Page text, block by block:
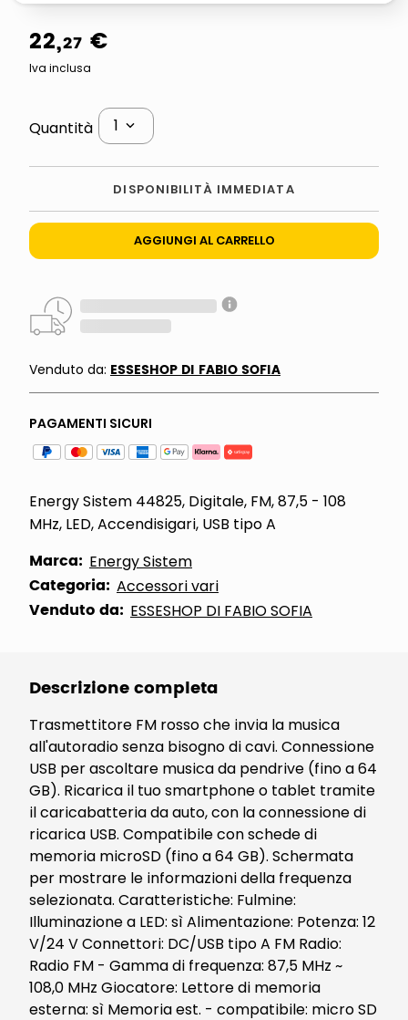
22,27 €
Iva inclusa
Quantità 1
DISPONIBILITÀ IMMEDIATA
AGGIUNGI AL CARRELLO
Venduto da: ESSESHOP DI FABIO SOFIA
PAGAMENTI SICURI
Energy Sistem 44825, Digitale, FM, 87,5 - 108
MHz, LED, Accendisigari, USB tipo A
Marca: Energy Sistem
Categoria: Accessori vari
Venduto da: ESSESHOP DI FABIO SOFIA
Descrizione completa
Trasmettitore FM rosso che invia la musica
all'autoradio senza bisogno di cavi. Connessione
USB per ascoltare musica da pendrive (fino a 64
GB). Ricarica il tuo smartphone o tablet tramite
il caricabatteria da auto, con la connessione di
ricarica USB. Compatibile con schede di
memoria microSD (fino a 64 GB). Schermata
per mostrare le informazioni della frequenza
selezionata. Caratteristiche: Fulmine:
Illuminazione a LED: sì Alimentazione: Potenza: 12
V/24 V Connettori: DC/USB tipo A FM Radio:
Radio FM - Gamma di frequenza: 87,5 MHz ~
108,0 MHz Giocatore: Lettore di memoria
esterna: sì Memoria est. - compatibile: micro SD